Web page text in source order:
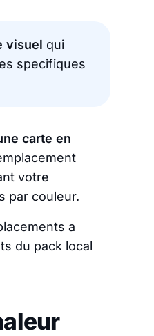
visuel qui
specifiques
carte en
votre
par couleur.
a
du pack local